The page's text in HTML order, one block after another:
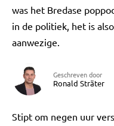
was het Bredase
in de politiek, het is
aanwezige.
Geschreven door
Ronald Sträter
Stipt om negen uur